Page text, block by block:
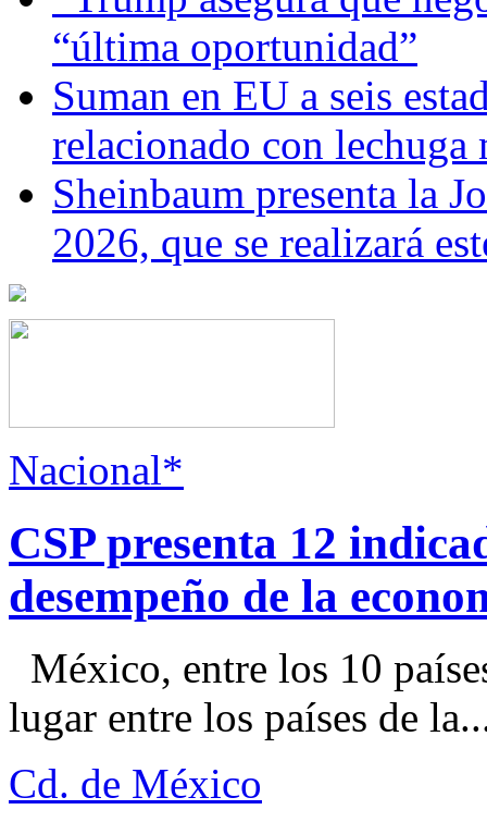
“última oportunidad”
Suman en EU a seis
relacionado con lechuga
Sheinbaum presenta la
2026, que se realizará
Nacional*
CSP presenta 12
desempeño de la
México, entre los 10
lugar entre los países de
Cd. de México